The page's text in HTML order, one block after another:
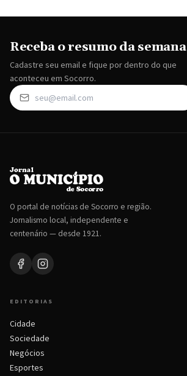
Receba o resumo da semana
Cadastre seu email e fique por dentro do que
aconteceu em Socorro.
O portal de notícias de Socorro e região.
Jornalismo local, independente e
centenário — desde 1921.
EDITORIAS
Cidade
Sociedade
Negócios
Esportes